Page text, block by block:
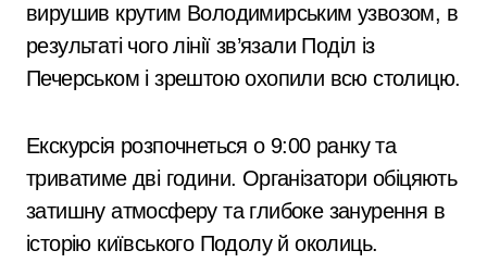
вирушив крутим Володимирським узвозом, в
результаті чого лінії зв’язали Поділ із
Печерськом і зрештою охопили всю столицю.
Екскурсія розпочнеться о 9:00 ранку та
триватиме дві години. Організатори обіцяють
затишну атмосферу та глибоке занурення в
історію київського Подолу й околиць.